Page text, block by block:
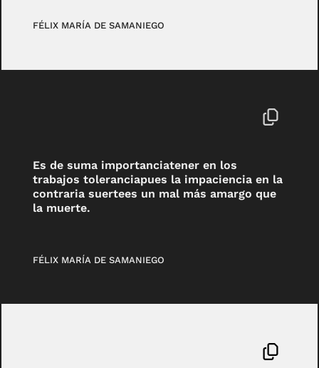
FÉLIX MARÍA DE SAMANIEGO
Es de suma importanciatener en los
trabajos toleranciapues la impaciencia en la
contraria suertees un mal más amargo que
la muerte.
FÉLIX MARÍA DE SAMANIEGO